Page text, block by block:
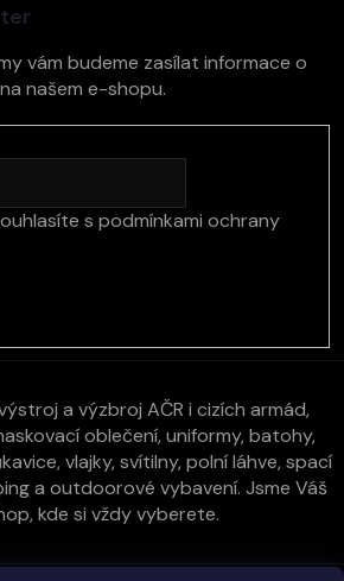
vám budeme zasílat informace o
našem e-shopu.
s podmínkami ochrany
a výzbroj AČR i cizích armád,
oblečení, uniformy, batohy,
vlajky, svítilny, polní láhve, spací
a outdoorové vybavení. Jsme Váš
kde si vždy vyberete.